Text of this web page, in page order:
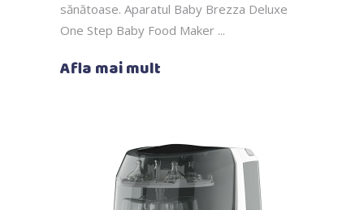
sănătoase. Aparatul Baby Brezza Deluxe
One Step Baby Food Maker
Afla mai mult